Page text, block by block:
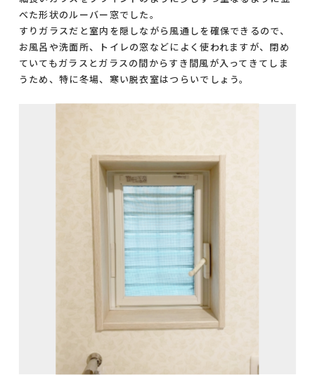
べた形状のルーバー窓でした。
すりガラスだと室内を隠しながら風通しを確保できるので、
お風呂や洗面所、トイレの窓などによく使われますが、閉め
ていてもガラスとガラスの間からすき間風が入ってきてしま
うため、特に冬場、寒い脱衣室はつらいでしょう。